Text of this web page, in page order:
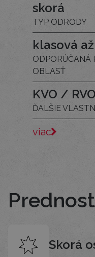
skorá
TYP ODRODY
klasová
ODPORÚČANÁ
OBLASŤ
KVO /
ĎALŠIE
viac
Skorá